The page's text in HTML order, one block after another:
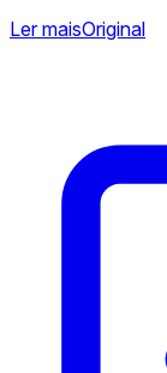
Ler maisOriginal